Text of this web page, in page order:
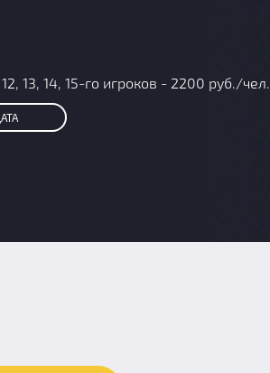
13, 14, 15-го игроков - 2200 руб./чел.